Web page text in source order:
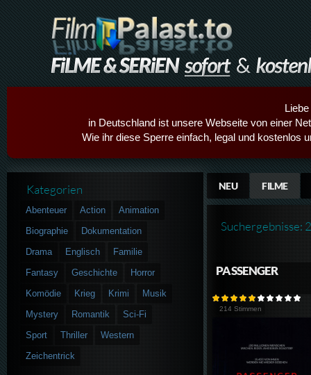
in Deutschland ist unsere Webseite von einer
Wie ihr diese Sperre einfach, legal und kostenlos
NEU FILME
Suchergebnisse: 2
PASSENGER
214 Stimmen
Kategorien
Abenteuer Action
Animation
Biographie
Dokumentation
Drama
Englisch
Familie
Fantasy
Geschichte
Horror
Komödie
Krieg Krimi
Musik
Mystery
Romantik
Sci-Fi
Sport
Thriller
Western
Zeichentrick